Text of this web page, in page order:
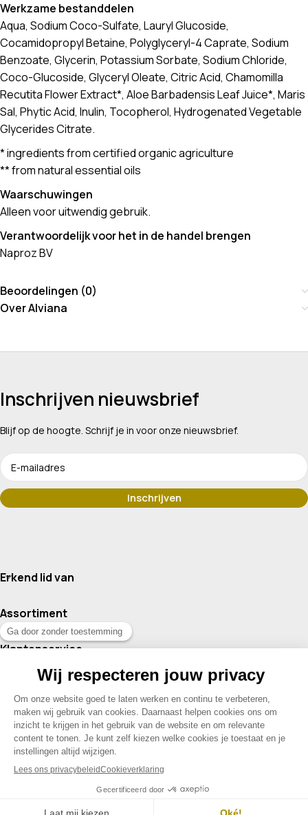
Werkzame bestanddelen
Aqua, Sodium Coco-Sulfate, Lauryl Glucoside,
Cocamidopropyl Betaine, Polyglyceryl-4 Caprate, Sodium
Benzoate, Glycerin, Potassium Sorbate, Sodium Chloride,
Coco-Glucoside, Glyceryl Oleate, Citric Acid, Chamomilla
Recutita Flower Extract*, Aloe Barbadensis Leaf Juice*, Maris
Sal, Phytic Acid, Inulin, Tocopherol, Hydrogenated Vegetable
Glycerides Citrate.
* ingredients from certified organic agriculture
** from natural essential oils
Waarschuwingen
Alleen voor uitwendig gebruik.
Verantwoordelijk voor het in de handel brengen
Naproz BV
Beoordelingen (0)
Over Alviana
Inschrijven nieuwsbrief
Blijf op de hoogte. Schrijf je in voor onze nieuwsbrief.
Erkend lid van
Assortiment
Klantenservice
Contact
© 2026 Drogisterij Het Geheim | Alle rechten voorbehouden |
Webdesign en hosting door Madoo|Sitemap